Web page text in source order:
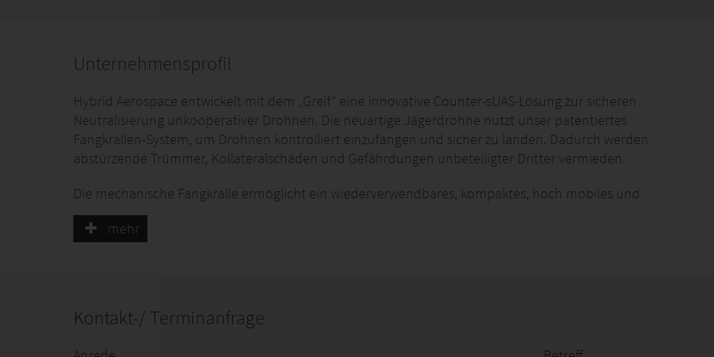
Unternehmensprofil
Hybrid Aerospace entwickelt mit dem „Greif“ eine innovative Counter-sUAS-Lösung zur sicheren
Neutralisierung unkooperativer Drohnen. Die neuartige Jägerdrohne nutzt unser patentiertes
Fangkrallen-System, um Drohnen kontrolliert einzufangen und sicher zu landen. Dadurch werden
abstürzende Trümmer, Kollateralschäden und Gefährdungen unbeteiligter Dritter vermieden.
Die mechanische Fangkralle ermöglicht ein wiederverwendbares, kompaktes, hoch mobiles und
kosteneffizientes Gesamtsystem. Die abgefangenen Drohnen bleiben intakt und können gesichert
werden, wodurch Ermittlungsbehörden gezielt bei der Strafverfolgung und forensischen Auswertung
Im Stand-alone-Betrieb kombiniert der „Greif“ manuelle Steuerung mit einem autonomen
mehr
Kontakt-/ Terminanfrage